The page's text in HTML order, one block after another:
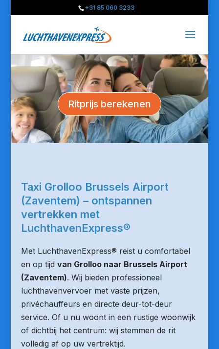
+31 85 060 3233
Ritprijs berekenen
Taxi Grolloo Brussels Airport
(Zaventem) – ontspannen
vertrekken met
LuchthavenExpress®
Met LuchthavenExpress® reist u comfortabel
en op tijd van Grolloo naar Brussels Airport
(Zaventem). Wij bieden professioneel
luchthavenvervoer met vaste prijzen,
privéchauffeurs en directe deur-tot-deur
service. Of u nu woont in een rustige woonwijk
of dichtbij het centrum: wij stemmen de rit
volledig af op uw vertrektijd.